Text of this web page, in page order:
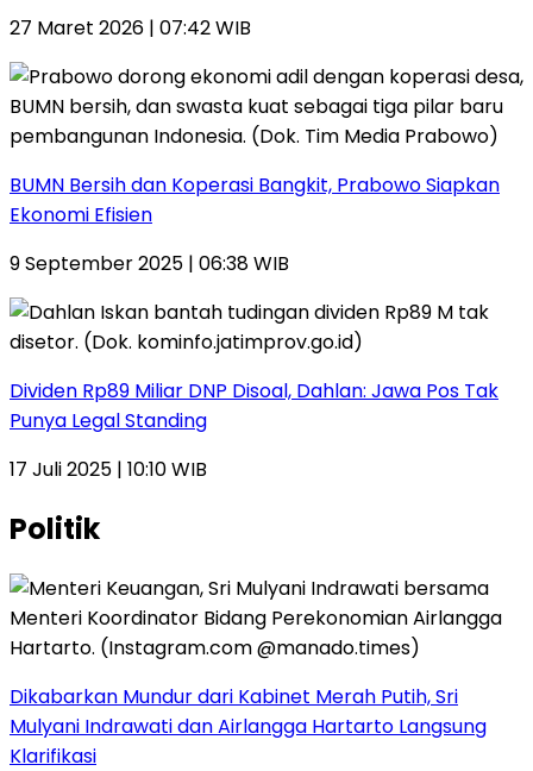
27 Maret 2026 | 07:42 WIB
BUMN Bersih dan Koperasi Bangkit, Prabowo Siapkan
Ekonomi Efisien
9 September 2025 | 06:38 WIB
Dividen Rp89 Miliar DNP Disoal, Dahlan: Jawa Pos Tak
Punya Legal Standing
17 Juli 2025 | 10:10 WIB
Politik
Dikabarkan Mundur dari Kabinet Merah Putih, Sri
Mulyani Indrawati dan Airlangga Hartarto Langsung
Klarifikasi